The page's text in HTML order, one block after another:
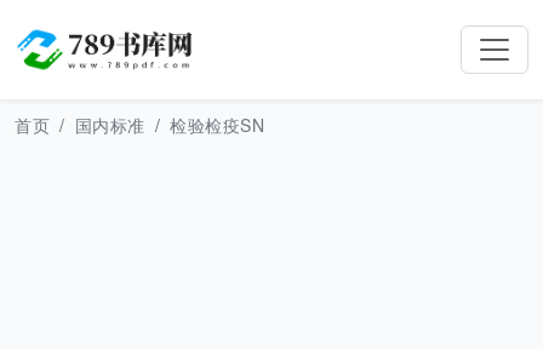
首页 国内标准 检验检疫SN